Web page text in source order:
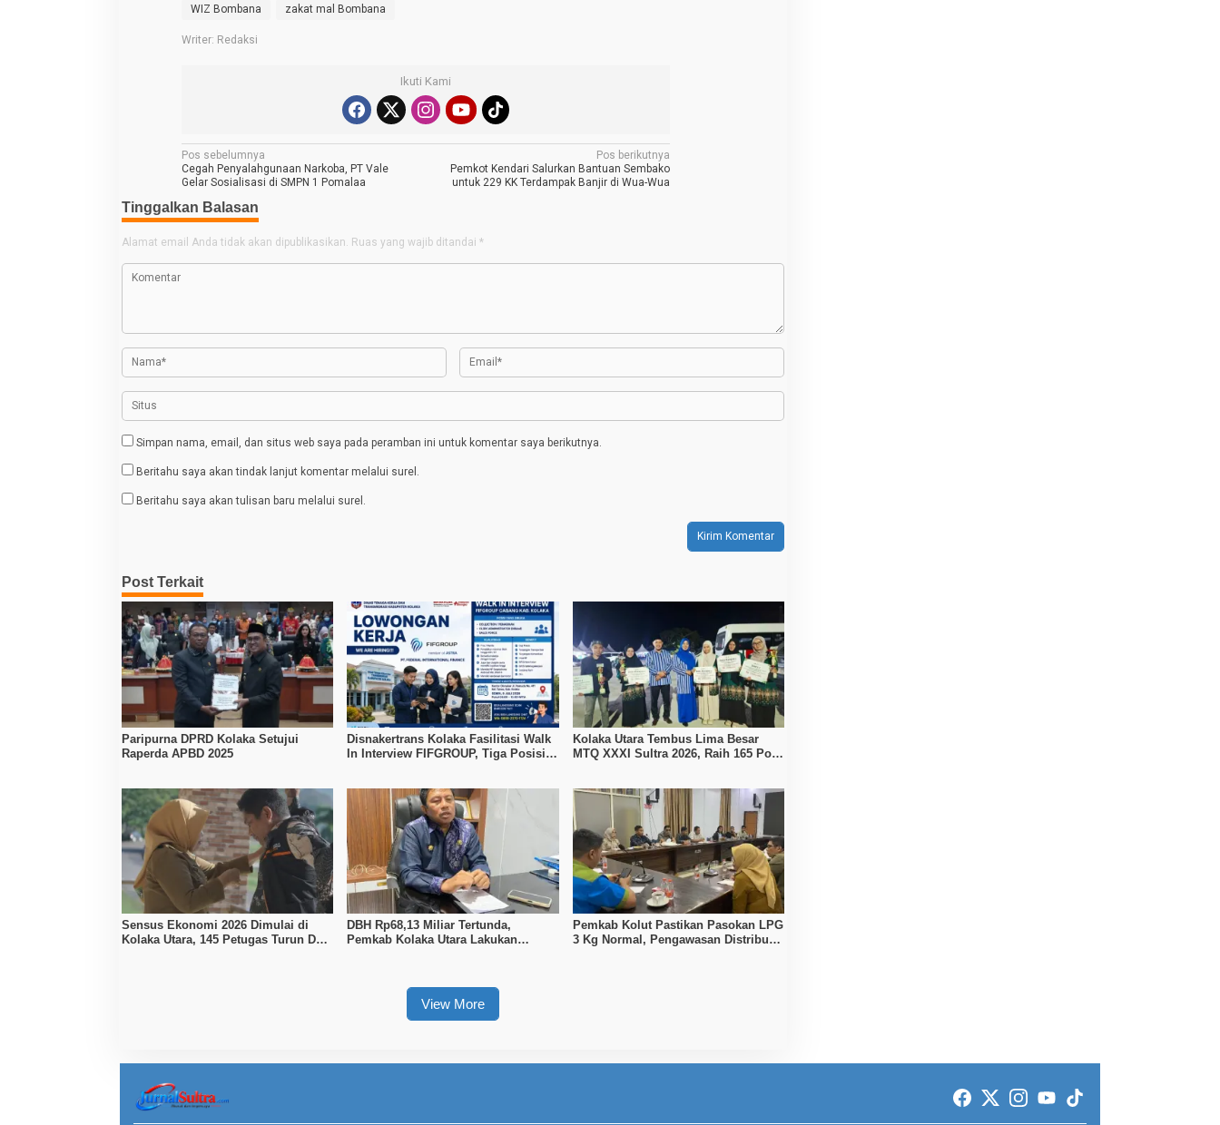
WIZ Bombana
zakat mal Bombana
Writer: Redaksi
Ikuti Kami
N
a
v
i
p
o
s
Pos sebelumnya
Cegah Penyalahgunaan Narkoba, PT Vale
Gelar Sosialisasi di SMPN 1 Pomalaa
Pos berikutnya
Pemkot Kendari Salurkan Bantuan Sembako
untuk 229 KK Terdampak Banjir di Wua-Wua
Tinggalkan Balasan
Alamat email Anda tidak akan dipublikasikan. Ruas yang wajib ditandai *
Simpan nama, email, dan situs web saya pada peramban ini untuk komentar saya berikutnya.
Beritahu saya akan tindak lanjut komentar melalui surel.
Beritahu saya akan tulisan baru melalui surel.
Post Terkait
Paripurna DPRD Kolaka Setujui
Raperda APBD 2025
Disnakertrans Kolaka Fasilitasi Walk
In Interview FIFGROUP, Tiga Posisi
Kolaka Utara Tembus Lima Besar
MTQ XXXI Sultra 2026, Raih 165 Poin
Sensus Ekonomi 2026 Dimulai di
Kolaka Utara, 145 Petugas Turun Data
DBH Rp68,13 Miliar Tertunda,
Pemkab Kolaka Utara Lakukan
Pemkab Kolut Pastikan Pasokan LPG
3 Kg Normal, Pengawasan Distribusi
View More